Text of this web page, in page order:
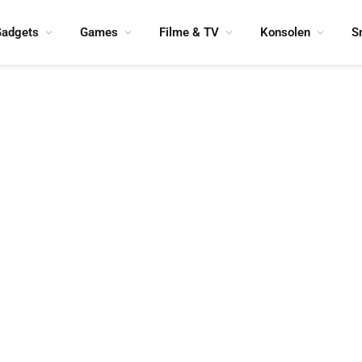
Games Filme & TV Konsolen